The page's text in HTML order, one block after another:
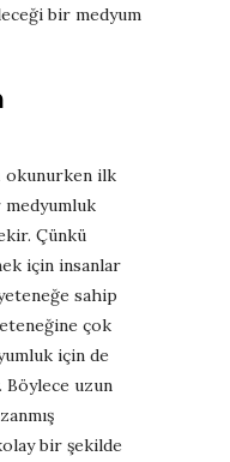
bir medyum
okunurken ilk
medyumluk
Çünkü
için insanlar
sahip
çok
için de
uzun
bir şekilde